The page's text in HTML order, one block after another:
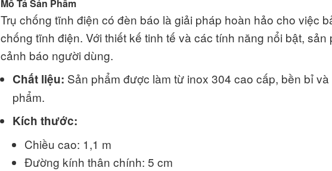
Mô Tả Sản Phẩm
Trụ chống tĩnh điện có đèn báo là giải pháp hoàn hảo cho việc
chống tĩnh điện. Với thiết kế tinh tế và các tính năng nổi bật,
cảnh báo người dùng.
Chất liệu: Sản phẩm được làm từ inox 304 cao cấp, bền bỉ
phẩm.
Kích thước:
Chiều cao: 1,1 m
Đường kính thân chính: 5 cm